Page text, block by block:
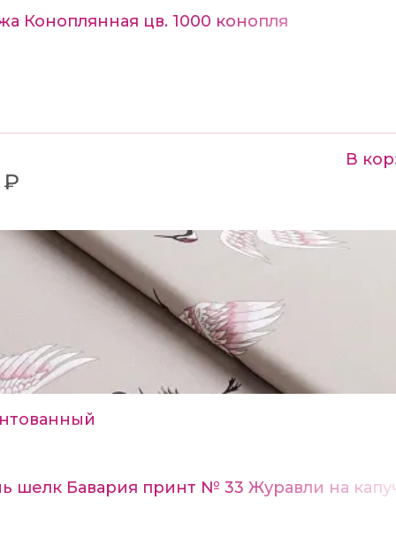
Коноплянная цв. 1000 конопля
₽
В
шелк Бавария принт № 33 Журавли на